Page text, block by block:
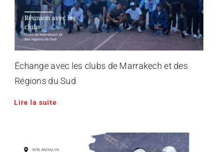
Échange avec les clubs de Marrakech et des
Régions du Sud
Lire la suite